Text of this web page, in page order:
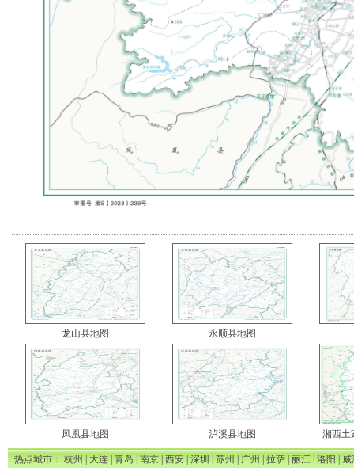
龙山县地图 永顺县地图
凤凰县地图 泸溪县地图 湘西土
热点城市：杭州|大连|青岛|南京|西安|深圳|苏州|广州|拉萨|丽江|洛阳|威